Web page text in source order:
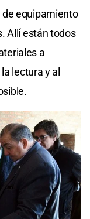
de equipamiento
Allí están todos
a
lectura y al